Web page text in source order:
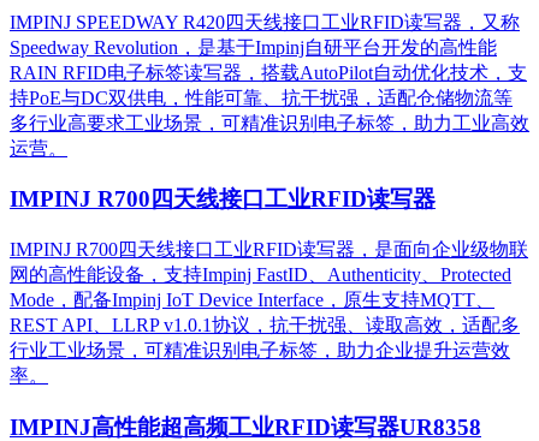
IMPINJ SPEEDWAY R420四天线接口工业RFID读写器，又称
Speedway Revolution，是基于Impinj自研平台开发的高性能
RAIN RFID电子标签读写器，搭载AutoPilot自动优化技术，支
持PoE与DC双供电，性能可靠、抗干扰强，适配仓储物流等
多行业高要求工业场景，可精准识别电子标签，助力工业高效
运营。​
IMPINJ R700四天线接口工业RFID读写器
IMPINJ R700四天线接口工业RFID读写器，是面向企业级物联
网的高性能设备，支持Impinj FastID、Authenticity、Protected
Mode，配备Impinj IoT Device Interface，原生支持MQTT、
REST API、LLRP v1.0.1协议，抗干扰强、读取高效，适配多
行业工业场景，可精准识别电子标签，助力企业提升运营效
率。
IMPINJ高性能超高频工业RFID读写器UR8358